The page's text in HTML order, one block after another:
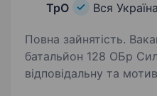
ТрО
Вся Україна
Повна зайнятість. Вакансія: Кулеметник «230
батальйон 128 ОБр
відповідальну та